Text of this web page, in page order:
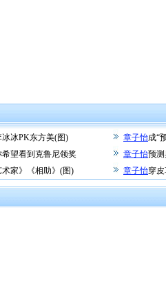
冰PK东方美(图) 章子怡成“
望看到克鲁尼领奖 章子怡预
家》《相助》(图) 章子怡穿